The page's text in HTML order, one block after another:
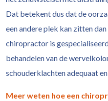
Dat betekent dus dat de
een andere plek kan zitten
chiropractor is
behandelen van de
schouderklachten adequaat
Meer weten hoe een